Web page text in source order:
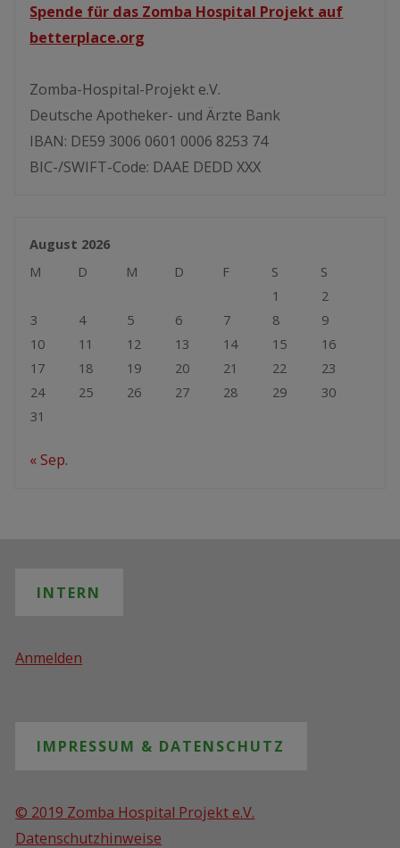
Spende für das Zomba Hospital Projekt auf
betterplace.org
Zomba-Hospital-Projekt e.V.
Deutsche Apotheker- und Ärzte Bank
IBAN: DE59 3006 0601 0006 8253 74
BIC-/SWIFT-Code: DAAE DEDD XXX
August 2026
M
D M D F S
S
1
2
3
4 5 6 7 8
9
10
11 12 13 14 15
16
17
18 19 20 21 22
23
24
25 26 27 28 29
30
31
« Sep.
INTERN
Anmelden
IMPRESSUM & DATENSCHUTZ
© 2019 Zomba Hospital Projekt e.V.
Datenschutzhinweise